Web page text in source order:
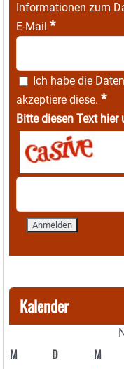
Informationen zum
E-Mail *
Ich habe die
akzeptiere diese. *
Bitte diesen Text hier
Kalender
M D M